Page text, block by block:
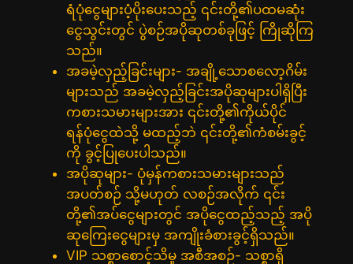
ရံပုံငွေများပံ့ပိုးပေးသည့် ၎င်းတို့၏ပထမဆုံး
ငွေသွင်းတွင် ပွဲစဉ်အပိုဆုတစ်ခုဖြင့် ကြိုဆိုကြ
သည်။
အခမဲ့လှည့်ခြင်းများ- အချို့သောစလော့ဂိမ်း
များသည် အခမဲ့လှည့်ခြင်းအပိုဆုများပါရှိပြီး
ကစားသမားများအား ၎င်းတို့၏ကိုယ်ပိုင်
ရန်ပုံငွေထဲသို့ မထည့်ဘဲ ၎င်းတို့၏ကံစမ်းခွင့်
ကို ခွင့်ပြုပေးပါသည်။
အပိုဆုများ- ပုံမှန်ကစားသမားများသည်
အပတ်စဉ် သို့မဟုတ် လစဉ်အလိုက် ၎င်း
တို့၏အပ်ငွေများတွင် အပိုငွေထည့်သည့် အပို
ဆုကြေးငွေများမှ အကျိုးခံစားခွင့်ရှိသည်။
VIP သစ္စာစောင့်သိမှု အစီအစဉ်- သစ္စာရှိ